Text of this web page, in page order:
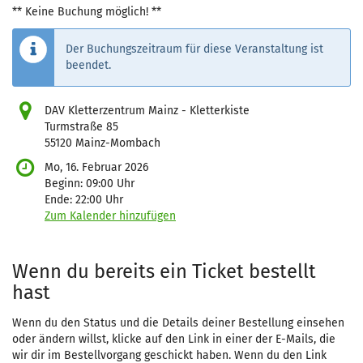
** Keine Buchung möglich! **
Der Buchungszeitraum für diese Veranstaltung ist
beendet.
DAV Kletterzentrum Mainz - Kletterkiste
Turmstraße 85
55120 Mainz-Mombach
Mo, 16. Februar 2026
Beginn: 09:00 Uhr
Ende: 22:00 Uhr
Zum Kalender hinzufügen
Wenn du bereits ein Ticket bestellt
hast
Wenn du den Status und die Details deiner Bestellung einsehen
oder ändern willst, klicke auf den Link in einer der E-Mails, die
wir dir im Bestellvorgang geschickt haben. Wenn du den Link